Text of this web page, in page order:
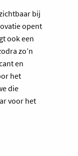
bij
opent
ook een
zo’n
en
het
die
voor het